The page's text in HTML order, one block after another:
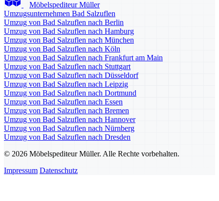
Möbelspediteur Müller
Umzugsunternehmen Bad Salzuflen
Umzug von Bad Salzuflen nach Berlin
Umzug von Bad Salzuflen nach Hamburg
Umzug von Bad Salzuflen nach München
Umzug von Bad Salzuflen nach Köln
Umzug von Bad Salzuflen nach Frankfurt am Main
Umzug von Bad Salzuflen nach Stuttgart
Umzug von Bad Salzuflen nach Düsseldorf
Umzug von Bad Salzuflen nach Leipzig
Umzug von Bad Salzuflen nach Dortmund
Umzug von Bad Salzuflen nach Essen
Umzug von Bad Salzuflen nach Bremen
Umzug von Bad Salzuflen nach Hannover
Umzug von Bad Salzuflen nach Nürnberg
Umzug von Bad Salzuflen nach Dresden
© 2026 Möbelspediteur Müller. Alle Rechte vorbehalten.
Impressum Datenschutz